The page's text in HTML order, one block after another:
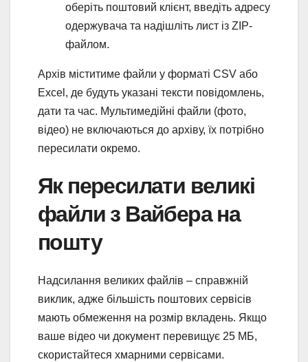
оберіть поштовий клієнт, введіть адресу
одержувача та надішліть лист із ZIP-
файлом.
Архів міститиме файли у форматі CSV або
Excel, де будуть указані тексти повідомлень,
дати та час. Мультимедійні файли (фото,
відео) не включаються до архіву, їх потрібно
пересилати окремо.
Як пересилати великі
файли з Вайбера на
пошту
Надсилання великих файлів – справжній
виклик, адже більшість поштових сервісів
мають обмеження на розмір вкладень. Якщо
ваше відео чи документ перевищує 25 МБ,
скористайтеся хмарними сервісами.